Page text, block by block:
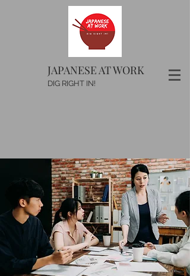
JAPANESE AT WORK
DIG RIGHT IN!